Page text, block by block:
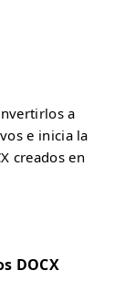
a
e inicia la
creados en
DOCX